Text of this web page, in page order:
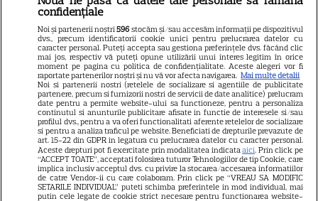
Libertatea pentru femei
GSP
Știri mondene
Avantaje
Elle
Unica
Retete practice
URMĂREȘTE-NE PE
confidențiale
Noi și partenerii noștri596 stocăm și/sau accesăm informații pe dispozitivul
dvs., precum identificatorii cookie unici pentru prelucrarea datelor cu
caracter personal. Puteți accepta sau gestiona preferințele dvs. făcând clic
mai jos, respectiv vă puteți opune utilizării unui interes legitim în orice
moment pe pagina cu politica de confidențialitate. Aceste alegeri vor fi
raportate partenerilor noștri și nu vă vor afecta navigarea. Mai multe detalii
Noi si partenerii nostri (retelele de socializare si agentiile de publicitate
partenere, precum si furnizorii nostri de servicii de date analitice) prelucram
date pentru a permite website-ului sa functioneze, pentru a personaliza
continutul si anunturile publicitare afisate in functie de interesele si/sau
profilul dvs., pentru a va oferi functionalitati aferente retelelor de socializare
si pentru a analiza traficul pe website. Beneficiati de drepturile prevazute de
art. 15-22 din GDPR in legatura cu prelucrarea datelor cu caracter personal.
Aceste drepturi pot fi exercitate prin modalitatea indicataaici. Prin click pe
“ACCEPT TOATE”, acceptati folosirea tuturor Tehnologiilor de tip Cookie, care
implica inclusiv acceptul dvs. cu privire la stocarea/accesarea informatiilor
de catre Vendor-ii cu care colaboram. Prin click pe “VREAU SA MODIFIC
SETARILE INDIVIDUAL” puteti schimba preferintele in mod individual, mai
putin cele legate de cookie strict necesare pentru functionarea website-